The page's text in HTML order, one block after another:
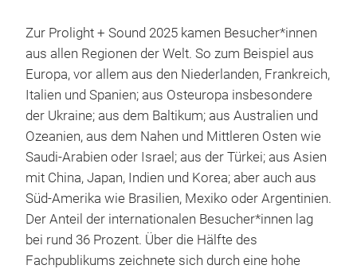
Zur Prolight + Sound 2025 kamen Besucher*innen
aus allen Regionen der Welt. So zum Beispiel aus
Europa, vor allem aus den Niederlanden, Frankreich,
Italien und Spanien; aus Osteuropa insbesondere
der Ukraine; aus dem Baltikum; aus Australien und
Ozeanien, aus dem Nahen und Mittleren Osten wie
Saudi-Arabien oder Israel; aus der Türkei; aus Asien
mit China, Japan, Indien und Korea; aber auch aus
Süd-Amerika wie Brasilien, Mexiko oder Argentinien.
Der Anteil der internationalen Besucher*innen lag
bei rund 36 Prozent. Über die Hälfte des
Fachpublikums zeichnete sich durch eine hohe